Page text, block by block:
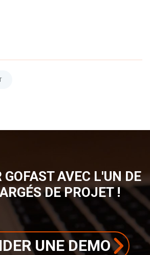
GOFAST AVEC L'UN DE
DE PROJET !
UNE DEMO